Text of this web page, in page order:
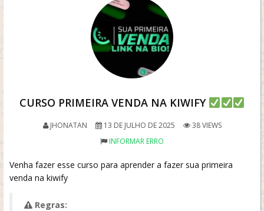
CURSO PRIMEIRA VENDA NA KIWIFY
JHONATAN 13 DE JULHO DE 2025
38 VIEWS
INFORMAR ERRO
Venha fazer esse curso para aprender a fazer sua primeira
venda na kiwify
Regras: